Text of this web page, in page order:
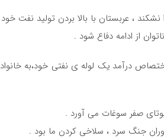
، عربستان با بالا بردن تولید نفت
از ادامه دفاع شود .
درآمد یک لوله ی نفتی خود،به
صفر سوغات می آورد .
جنگ سرد ، سلاخی کردن ما بود .